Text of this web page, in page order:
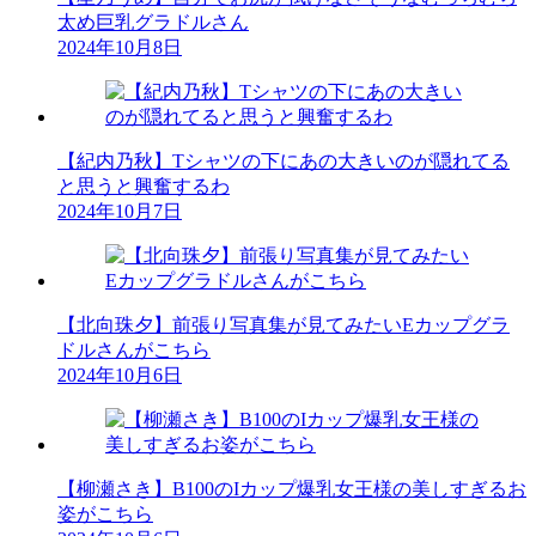
太め巨乳グラドルさん
2024年10月8日
【紀内乃秋】Tシャツの下にあの大きいのが隠れてる
と思うと興奮するわ
2024年10月7日
【北向珠夕】前張り写真集が見てみたいEカップグラ
ドルさんがこちら
2024年10月6日
【柳瀬さき】B100のIカップ爆乳女王様の美しすぎるお
姿がこちら